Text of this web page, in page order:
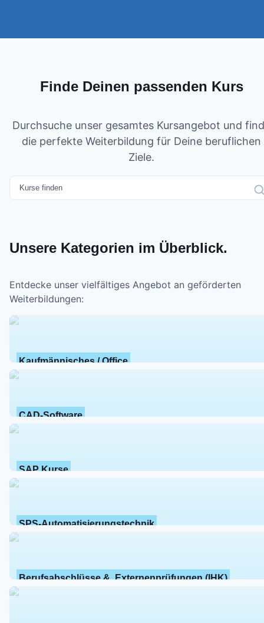
Finde Deinen passenden Kurs
Durchsuche unser gesamtes Kursangebot und
die perfekte Weiterbildung für Deine beruflichen
Ziele.
Unsere Kategorien im Überblick.
Entdecke unser vielfältiges Angebot an geförderten
Weiterbildungen:
Kaufmännisches / Office
CAD-Software
SAP Kurse
SPS-Automatisierungstechnik
Berufsabschlüsse &  Externenprüfungen (IHK)